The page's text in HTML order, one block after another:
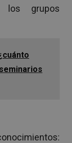
los grupos